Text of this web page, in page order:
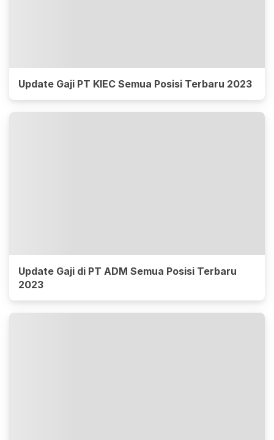
Update Gaji PT KIEC Semua Posisi Terbaru 2023
Update Gaji di PT ADM Semua Posisi Terbaru
2023